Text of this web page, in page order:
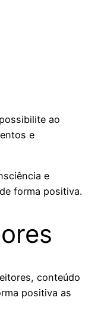
ao
e
e
forma positiva.
conteúdo
positiva as